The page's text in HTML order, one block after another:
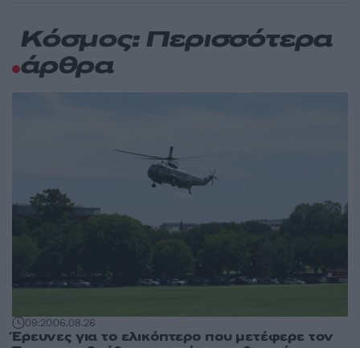
Κόσμος: Περισσότερα
άρθρα
09:2006.08.26
Έρευνες για το ελικόπτερο που μετέφερε τον